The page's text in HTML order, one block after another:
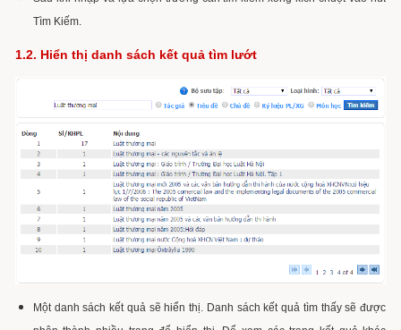
Tìm Kiếm.
1.2. Hiển thị danh sách kết quả tìm lướt
Một danh sách kết quả sẽ hiển thị. Danh sách kết quả tìm thấy sẽ được